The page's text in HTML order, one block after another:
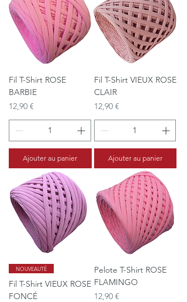
Fil T-Shirt ROSE
BARBIE
Prix
12,90 €
Ajouter au panier
Fil T-Shirt VIEUX ROSE
CLAIR
Prix
12,90 €
Ajouter au panier
NOUVEAUTÉ
Fil T-Shirt VIEUX ROSE
FONCÉ
Pelote T-Shirt ROSE
FLAMINGO
Prix
12,90 €